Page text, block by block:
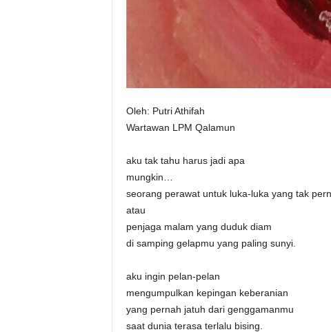
Oleh: Putri Athifah
Wartawan LPM Qalamun
aku tak tahu harus jadi apa
mungkin…
seorang perawat untuk luka-luka yang tak
atau
penjaga malam yang duduk diam
di samping gelapmu yang paling sunyi.
aku ingin pelan-pelan
mengumpulkan kepingan keberanian
yang pernah jatuh dari genggamanmu
saat dunia terasa terlalu bising.